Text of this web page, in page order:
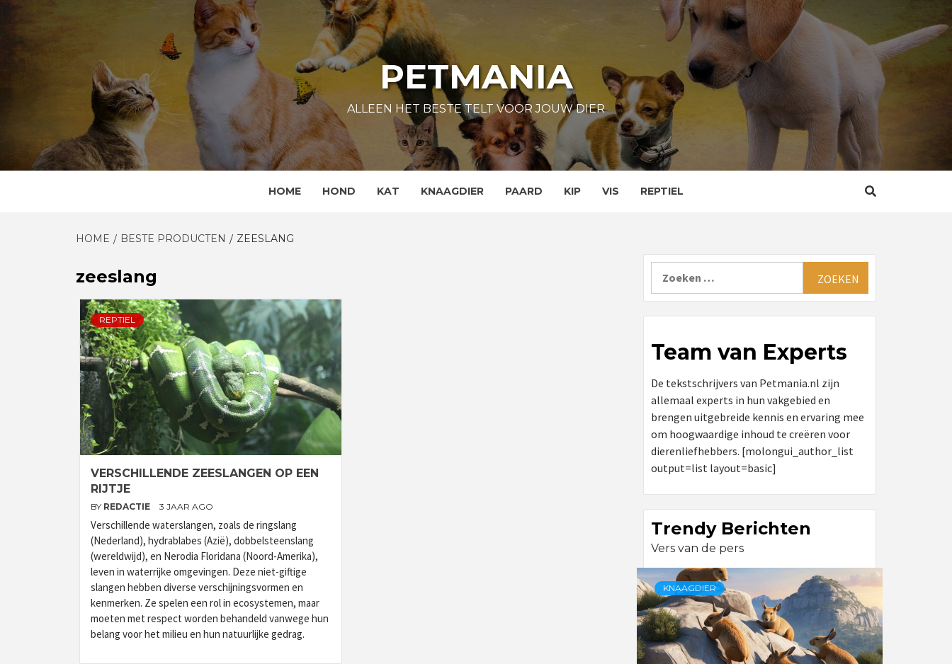
Skip
content
PETMANIA
ALLEEN HET BESTE TELT VOOR JOUW DIER
HOME HOND KAT KNAAGDIER PAARD KIP VIS REPTIEL
HOME BESTE PRODUCTEN ZEESLANG
zeeslang
REPTIEL
VERSCHILLENDE ZEESLANGEN OP EEN
RIJTJE
BY REDACTIE 3 JAAR AGO
Verschillende waterslangen, zoals de ringslang
(Nederland), hydrablabes (Azië), dobbelsteenslang
(wereldwijd), en Nerodia Floridana (Noord-Amerika),
leven in waterrijke omgevingen. Deze niet-giftige
slangen hebben diverse verschijningsvormen en
kenmerken. Ze spelen een rol in ecosystemen, maar
moeten met respect worden behandeld vanwege hun
belang voor het milieu en hun natuurlijke gedrag.
Team van Experts
De tekstschrijvers van Petmania.nl zijn
allemaal experts in hun vakgebied en
brengen uitgebreide kennis en ervaring mee
om hoogwaardige inhoud te creëren voor
dierenliefhebbers. [molongui_author_list
output=list layout=basic]
Trendy Berichten
Vers van de pers
KNAAGDIER